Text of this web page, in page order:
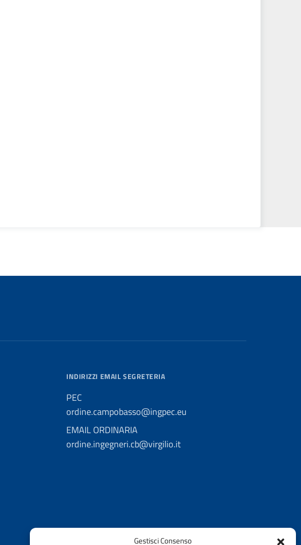
Gestisci Consenso
INDIRIZZI EMAIL SEGRETERIA
PEC
ordine.campobasso@ingpec.eu
EMAIL ORDINARIA
ordine.ingegneri.cb@virgilio.it